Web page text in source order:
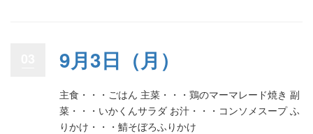
9月3日（月）
主食・・・ごはん 主菜・・・鶏のマーマレード焼き 副
菜・・・いかくんサラダ お汁・・・コンソメスープ ふ
りかけ・・・鯖そぼろふりかけ